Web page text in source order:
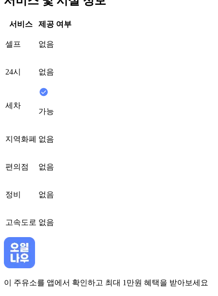
서비스 제공 여부
셀프 없음
24시 없음
세차
가능
지역화폐 없음
편의점 없음
정비 없음
고속도로 없음
이 주유소를 앱에서 확인하고 최대 1만원 혜택을 받아보세요